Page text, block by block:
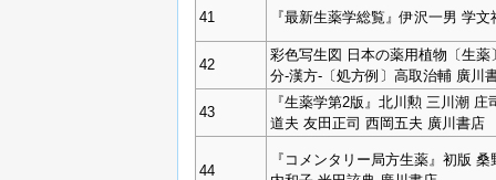
41 『最新生薬学総覧』伊沢一男 学文
42
彩色写生図 日本の薬用植物〔生薬
分-漢方-〔処方例〕高取治輔 廣川
43
『生薬学第2版』北川勲 三川潮 庄
道夫 友田正司 西岡五夫 廣川書店
44
『コメンタリー局方生薬』初版 桑